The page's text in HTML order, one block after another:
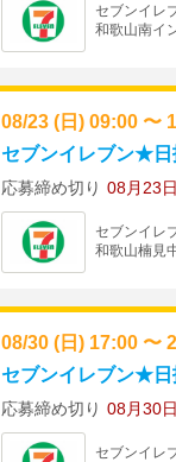
セブンイレ
和歌山南イ
08/23 (日) 09:00 〜
セブンイレブン★
応募締め切り 08月23
セブンイレ
和歌山楠見
08/30 (日) 17:00 〜
セブンイレブン★
応募締め切り 08月30
セブンイレ